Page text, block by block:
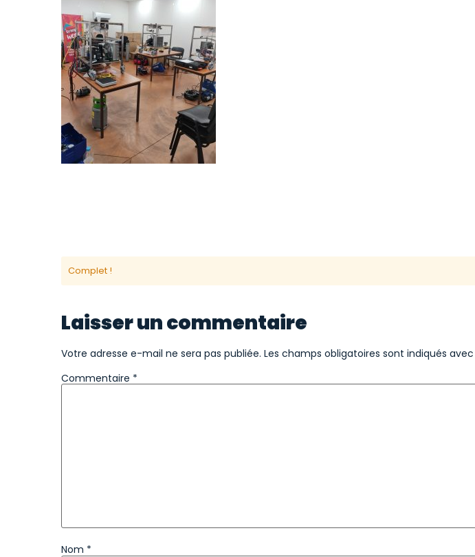
Complet !
Laisser un commentaire
Votre adresse e-mail ne sera pas publiée. Les champs obligatoires sont indiqués avec
Commentaire *
Nom *